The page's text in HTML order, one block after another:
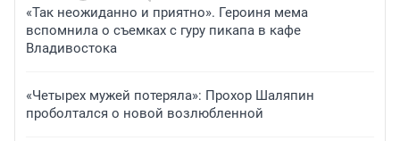
«Так неожиданно и приятно». Героиня мема
вспомнила о съемках с гуру пикапа в кафе
Владивостока
«Четырех мужей потеряла»: Прохор Шаляпин
проболтался о новой возлюбленной